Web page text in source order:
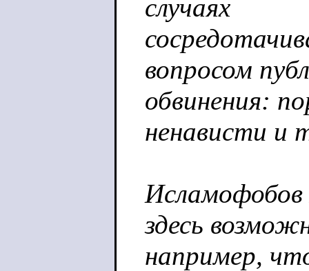
случаях
вопросом
обвинения:
ненависти и
Исламофобов
здесь
например,